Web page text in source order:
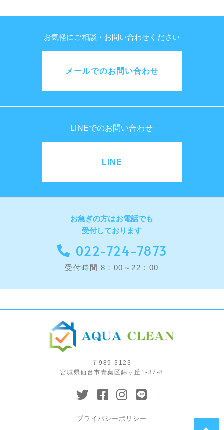
お気軽にご相談・お問い合わせください
メールでのお問い合わせ
LINEでのお問い合わせ
LINE
お急ぎの方はお電話でも
受付しております
022-724-7873
受付時間 8：00～22：00
〒989-3123
宮城県仙台市青葉区錦ヶ丘1-37-8
プライバシーポリシー